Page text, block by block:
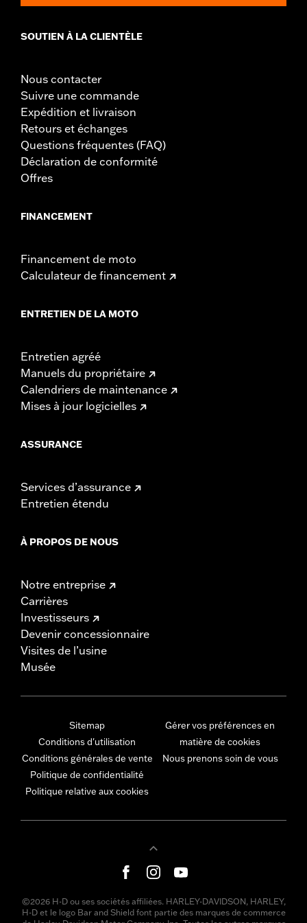
SOUTIEN À LA CLIENTÈLE
Nous contacter
Suivre une commande
Expédition et livraison
Retours et échanges
Questions fréquentes (FAQ)
Déclaration de conformité
Offres
FINANCEMENT
Financement de moto
Calculateur de financement
ENTRETIEN DE LA MOTO
Entretien agréé
Manuels du propriétaire
Calendriers de maintenance
Mises à jour logicielles
ASSURANCE
Services d’assurance
Entretien étendu
À PROPOS DE NOUS
Notre entreprise
Carrières
Investisseurs
Devenir concessionnaire
Visites de l’usine
Musée
Sitemap
Conditions d'utilisation
Conditions générales de vente
Politique de confidentialité
Politique relative aux cookies
Gérer vos préférences en
matière de cookies
Nous prenons soin de vous
©2026 H-D ou ses sociétés affiliées. HARLEY-DAVIDSON, HARLEY,
H-D et le logo Bar and Shield font partie des marques de commerce